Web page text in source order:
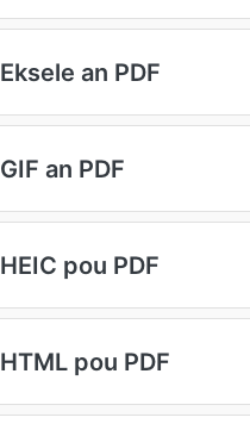
Eksele an PDF
GIF an PDF
HEIC pou PDF
HTML pou PDF